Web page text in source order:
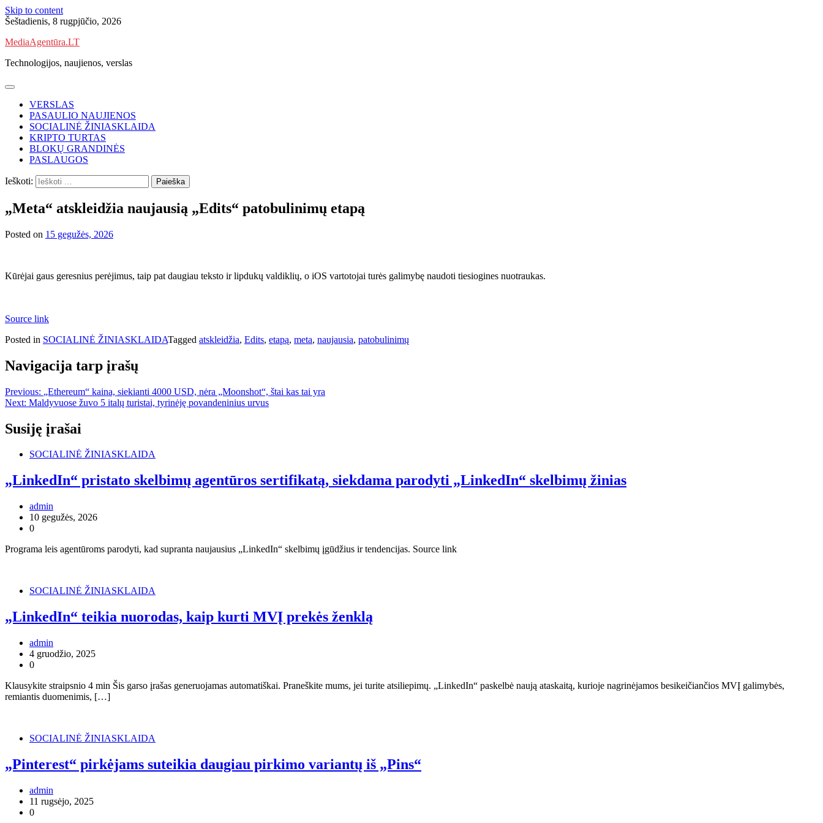
Skip to content
Šeštadienis, 8 rugpjūčio, 2026
MediaAgentūra.LT
Technologijos, naujienos, verslas
VERSLAS
PASAULIO NAUJIENOS
SOCIALINĖ ŽINIASKLAIDA
KRIPTO TURTAS
BLOKŲ GRANDINĖS
PASLAUGOS
Ieškoti:
„Meta“ atskleidžia naujausią „Edits“ patobulinimų etapą
Posted on 15 gegužės, 2026
Kūrėjai gaus geresnius perėjimus, taip pat daugiau teksto ir lipdukų valdiklių, o iOS vartotojai turės galimybę naudoti tiesiogines nuotraukas.
Source link
Posted in SOCIALINĖ ŽINIASKLAIDATagged atskleidžia, Edits, etapą, meta, naujausia, patobulinimų
Navigacija tarp įrašų
Previous: „Ethereum“ kaina, siekianti 4000 USD, nėra „Moonshot“, štai kas tai yra
Next: Maldyvuose žuvo 5 italų turistai, tyrinėję povandeninius urvus
Susiję įrašai
SOCIALINĖ ŽINIASKLAIDA
„LinkedIn“ pristato skelbimų agentūros sertifikatą, siekdama parodyti „LinkedIn“ skelbimų žinias
admin
10 gegužės, 2026
0
Programa leis agentūroms parodyti, kad supranta naujausius „LinkedIn“ skelbimų įgūdžius ir tendencijas. Source link
SOCIALINĖ ŽINIASKLAIDA
„LinkedIn“ teikia nuorodas, kaip kurti MVĮ prekės ženklą
admin
4 gruodžio, 2025
0
Klausykite straipsnio 4 min Šis garso įrašas generuojamas automatiškai. Praneškite mums, jei turite atsiliepimų. „LinkedIn“ paskelbė naują ataskaitą, kurioje nagrinėjamos besikeičiančios MVĮ galimybės,
remiantis duomenimis, […]
SOCIALINĖ ŽINIASKLAIDA
„Pinterest“ pirkėjams suteikia daugiau pirkimo variantų iš „Pins“
admin
11 rugsėjo, 2025
0